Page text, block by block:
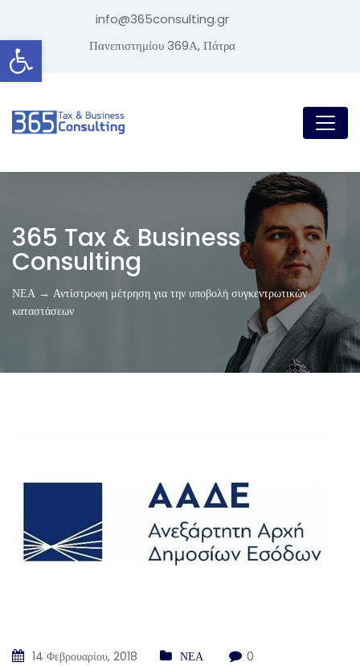
Ανοίξτε τη γραμμή εργαλείων
info@365consulting.gr
Πανεπιστημίου 369Α, Πάτρα
365 Tax & Business
Consulting
ΝΕΑ → Αντίστροφη μέτρηση για την υποβολή συγκεντρωτικών
καταστάσεων
14 Φεβρουαρίου, 2018 ΝΕΑ 0